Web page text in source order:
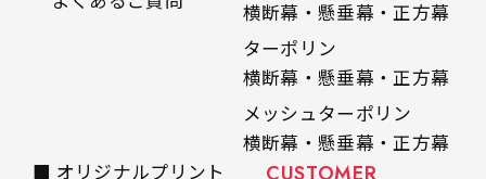
横断幕・懸垂幕・正方幕
ターポリン
横断幕・懸垂幕・正方幕
メッシュターポリン
横断幕・懸垂幕・正方幕
■ オリジナルプリント
CUSTOMER